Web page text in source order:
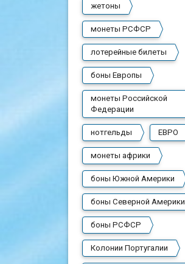
жетоны
монеты РСФСР
лотерейные билеты
боны Европы
монеты Российской
Федерации
нотгельды ЕВРО
монеты африки
боны Южной Америки
боны Северной Америки
боны РСФСР
Колонии Португалии